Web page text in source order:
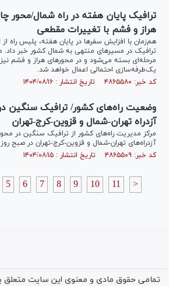
ترافیک پایان هفته در راه شمال/محور
هراز و فشم با تغییرات مقطعی
هم‌زمان با افزایش سفر‌ها در پایان هفته، پلیس راه
ترافیک در مسیر‌های منتهی به شمال کشور خبر
مرحله‌ای بسته می‌شود و در محور‌های هراز و فشم
یک‌طرفه‌سازی احتمالی اعمال خواهد شد.
کد خبر: ۴۸۶۵۵۸۰ تاریخ انتشار : ۱۴۰۴/۰۸/۱۶
وضعیت راه‌های کشور/ ترافیک سنگین
آزدراه تهران-شمال و قزوین-کرج-تهران
مرکز مدیریت راه‌های کشور از ترافیک سنگین در
آزدراه‌های تهران-شمال و قزوین-کرج-تهران در صبح روز
کد خبر: ۴۸۶۵۵۰۹ تاریخ انتشار : ۱۴۰۴/۰۸/۱۵
5 6 7 8 9 10 11 >
تمامی حقوق مادی و معنوی این سایت متعلق